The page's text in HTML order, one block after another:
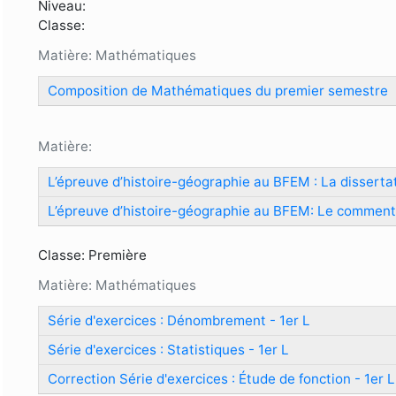
Niveau:
Classe:
Matière: Mathématiques
Composition de Mathématiques du premier semestre
Matière:
L’épreuve d’histoire-géographie au BFEM : La
L’épreuve d’histoire-géographie au BFEM: Le
Classe: Première
Matière: Mathématiques
Série d'exercices : Dénombrement - 1er L
Série d'exercices : Statistiques - 1er L
Correction Série d'exercices : Étude de fonction - 1er L